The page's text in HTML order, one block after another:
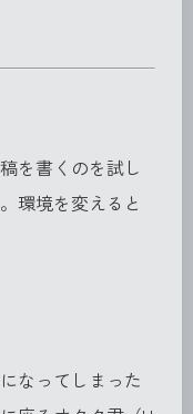
を書くのを試し
環境を変えると
なってしまった